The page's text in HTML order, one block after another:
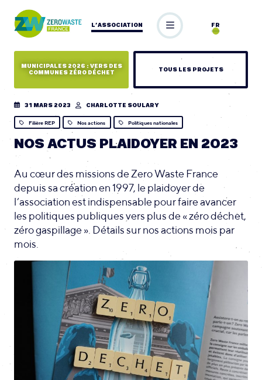
L’ASSOCIATION FR
MUNICIPALES 2026 : VERS DES
COMMUNES ZÉRO DÉCHET
TOUS LES PROJETS
31 MARS 2023 CHARLOTTE SOULARY
Filière REP Nos actions Politiques nationales
NOS ACTUS PLAIDOYER EN 2023
Au cœur des missions de Zero Waste France
depuis sa création en 1997, le plaidoyer de
l’association est indispensable pour faire avancer
les politiques publiques vers plus de « zéro déchet,
zéro gaspillage ». Détails sur nos actions mois par
mois.